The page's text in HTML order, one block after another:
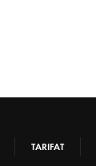
TARIFAT